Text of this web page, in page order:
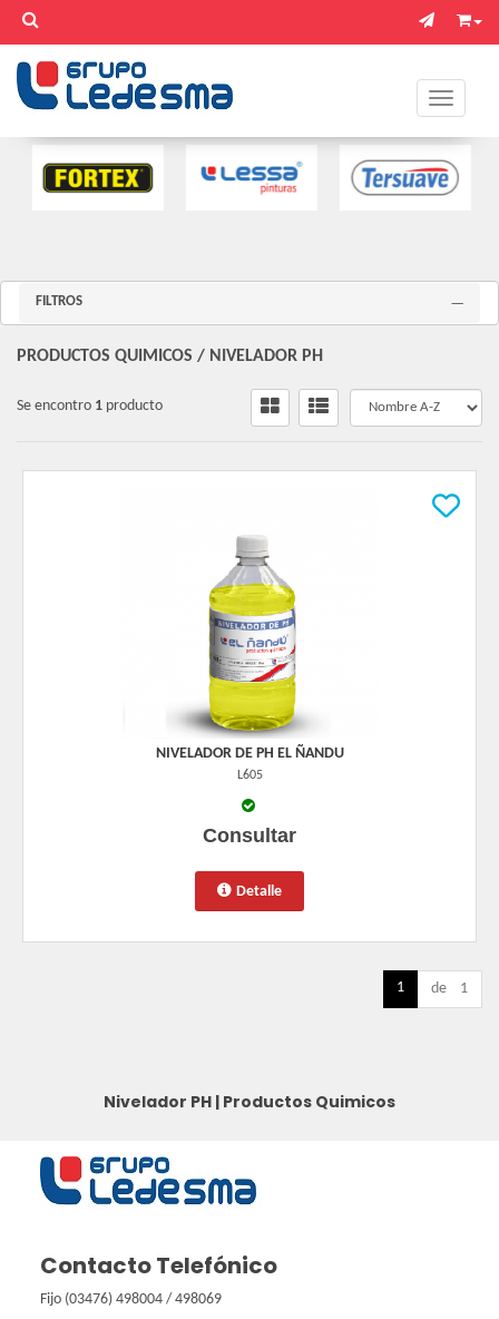
Toggle
FILTROS
PRODUCTOS QUIMICOS / NIVELADOR PH
Se encontro 1 producto
NIVELADOR DE PH EL ÑANDU
L605
Consultar
Detalle
1 de 1
Nivelador PH | Productos Quimicos
Contacto Telefónico
Fijo (03476) 498004 / 498069